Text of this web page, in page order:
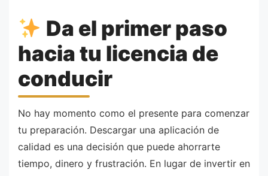
Da el primer paso
hacia tu licencia de
conducir
No hay momento como el presente para comenzar
tu preparación. Descargar una aplicación de
calidad es una decisión que puede ahorrarte
tiempo, dinero y frustración. En lugar de invertir en